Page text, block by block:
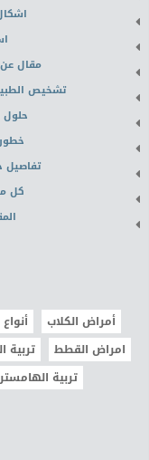
مقال
تشخيص
تفاصيل
كل
أمراض الكلاب
امراض القطط
تربية
تربية الهامستر